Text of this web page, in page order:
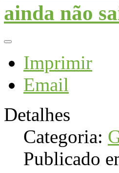
ainda não
Imprimir
Email
Detalhes
Categoria:
Publicado